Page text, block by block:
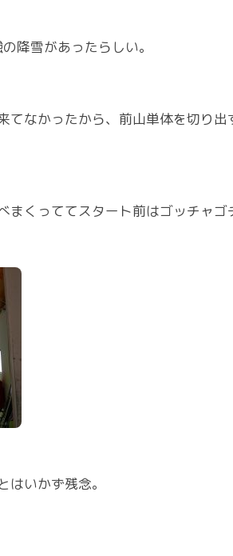
降雪があったらしい。
てなかったから、前山単体を切り出
まくっててスタート前はゴッチャゴ
いかず残念。